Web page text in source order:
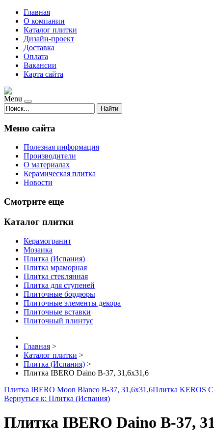
Главная
О компании
Каталог плитки
Дизайн-проект
Доставка
Оплата
Вакансии
Карта сайта
Menu
Найти
Меню сайта
Полезная информация
Производители
О материалах
Керамическая плитка
Новости
Смотрите еще
Каталог плитки
Керамогранит
Мозаика
Плитка (Испания)
Плитка мраморная
Плитка стеклянная
Плитка для ступеней
Плиточные бордюры
Плиточные элементы декора
Плиточные вставки
Плиточный плинтус
Главная >
Каталог плитки >
Плитка (Испания) >
Плитка IBERO Daino B-37, 31,6x31,6
Плитка IBERO Moon Blanco B-37, 31,6x31,6Плитка KEROS
Вернуться к: Плитка (Испания)
Плитка IBERO Daino B-37,